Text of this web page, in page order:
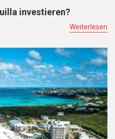
investieren?
Weiterlesen